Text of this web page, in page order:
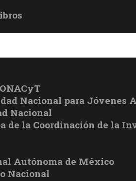
Nacional para Jóvenes
Nacional
de la Coordinación de la
Autónoma de México
Nacional